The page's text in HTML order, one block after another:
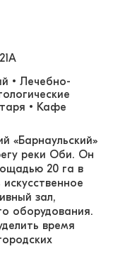
• Лечебно-
• Кафе
«Барнаульский»
реки Оби. Он
20 га в
зал,
оборудования.
время